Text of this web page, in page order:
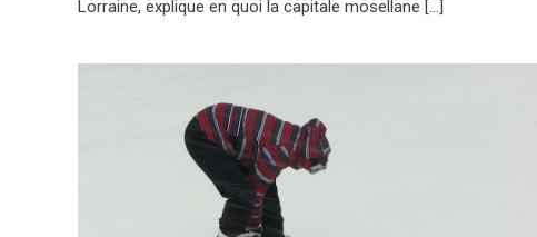
Lorraine, explique en quoi la capitale mosellane […]